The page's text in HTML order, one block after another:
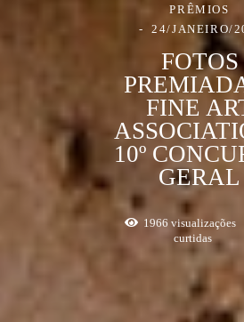
PRÊMIOS
24/JANEIRO/
FOTOS
FINE
10º
GERAL
1966 visualizações
curtidas